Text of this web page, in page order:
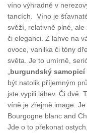
víno výhradně v
tancích. Víno je
svěží, relativně plné, ale
či eleganci. Z lahve na
ovoce, vanilka či tóny
světa. Je to umírně,
burgundský samopicí
být natolik příjemným
jste vypili láhev. Či dvě.
víně je zřejmě image.
Bourgogne blanc and
Jde o to překonat